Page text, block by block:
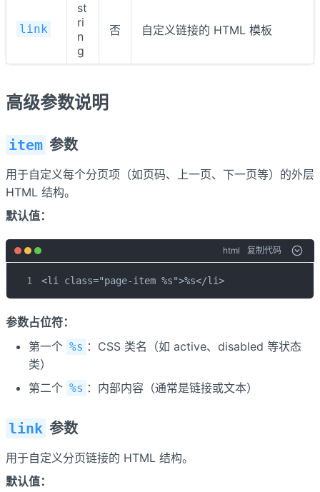
link
st
ri
n
g
否 自定义链接的 HTML 模板
高级参数说明
item 参数
用于自定义每个分页项（如页码、上一页、下一页等）的外层
HTML 结构。
默认值：
html 复制代码
<li class="page-item %s">%s</li>
参数占位符：
第一个 %s ：CSS 类名（如 active、disabled 等状态
类）
第二个 %s ：内部内容（通常是链接或文本）
link 参数
用于自定义分页链接的 HTML 结构。
默认值：